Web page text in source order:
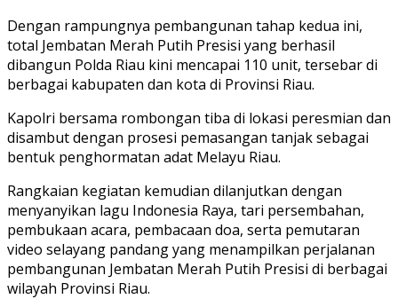
Dengan rampungnya pembangunan tahap kedua ini,
total Jembatan Merah Putih Presisi yang berhasil
dibangun Polda Riau kini mencapai 110 unit, tersebar di
berbagai kabupaten dan kota di Provinsi Riau.
Kapolri bersama rombongan tiba di lokasi peresmian dan
disambut dengan prosesi pemasangan tanjak sebagai
bentuk penghormatan adat Melayu Riau.
Rangkaian kegiatan kemudian dilanjutkan dengan
menyanyikan lagu Indonesia Raya, tari persembahan,
pembukaan acara, pembacaan doa, serta pemutaran
video selayang pandang yang menampilkan perjalanan
pembangunan Jembatan Merah Putih Presisi di berbagai
wilayah Provinsi Riau.